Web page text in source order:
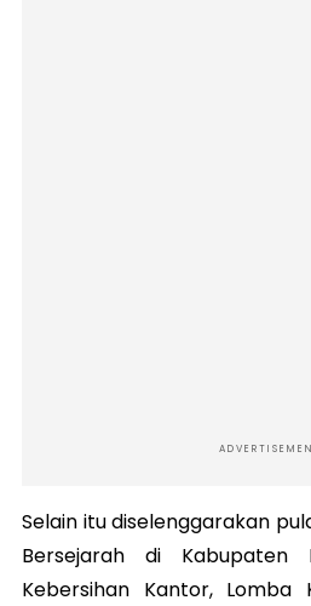
Selain itu diselenggarakan
Bersejarah di Kabupaten
Kebersihan Kantor, Lomba